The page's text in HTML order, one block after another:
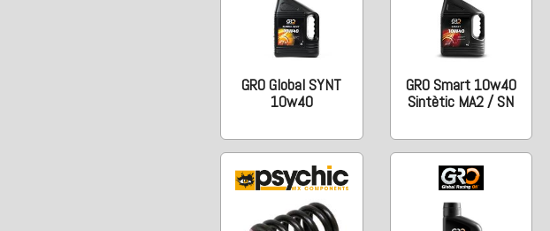
GRO Global SYNT
10w40
GRO Smart 10w40
Sintètic MA2 / SN